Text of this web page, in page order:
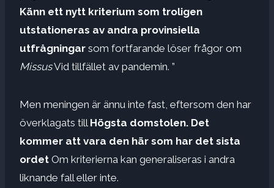
Känn ett nytt kriterium som troligen
utstationeras av andra provinsiella
utfrågningar som fortfarande löser frågor om
MissusVid tillfället av pandemin. ”
Men meningen är ännu inte fast, eftersom den har
överklagats till Högsta domstolen. Det
kommer att vara den här som har det sista
ordet Om kriterierna kan generaliseras i andra
liknande fall eller inte.